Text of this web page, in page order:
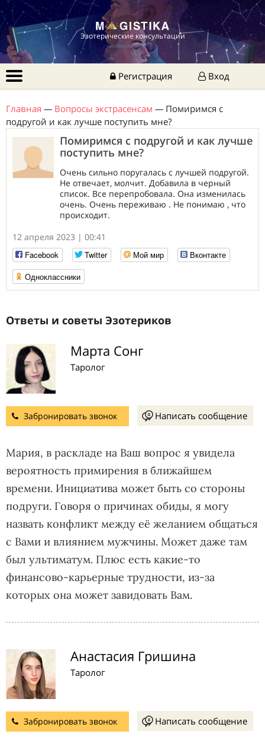
Эзотерические консультации
Регистрация Вход
Главная — Вопросы экстрасенсам — Помиримся с
подругой и как лучше поступить мне?
Помиримся с подругой и как лучше
поступить мне?
Очень сильно поругалась с лучшей подругой.
Не отвечает, молчит. Добавила в черный
список. Все перепробовала. Она изменилась
очень. Очень переживаю . Не понимаю , что
происходит.
12 апреля 2023 | 00:41
Facebook
Twitter Мой мир
Вконтакте
Одноклассники
Ответы и советы Эзотериков
Марта Сонг
Таролог
Забронировать звонок Написать сообщение
Мария, в раскладе на Ваш вопрос я увидела
вероятность примирения в ближайшем
времени. Инициатива может быть со стороны
подруги. Говоря о причинах обиды, я могу
назвать конфликт между её желанием общаться
с Вами и влиянием мужчины. Может даже там
был ультиматум. Плюс есть какие-то
финансово-карьерные трудности, из-за
которых она может завидовать Вам.
Анастасия Гришина
Таролог
Забронировать звонок Написать сообщение